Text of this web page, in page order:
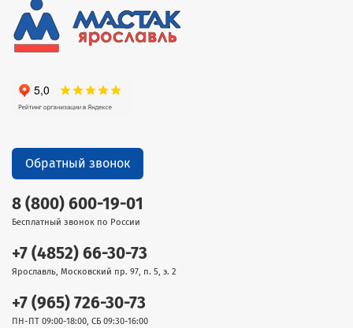
8 (800) 600-19-01
Бесплатный звонок по России
+7 (4852) 66-30-73
Ярославль, Московский пр. 97, п. 5, э. 2
+7 (965) 726-30-73
ПН-ПТ 09:00-18:00, СБ 09:30-16:00
Обратный звонок